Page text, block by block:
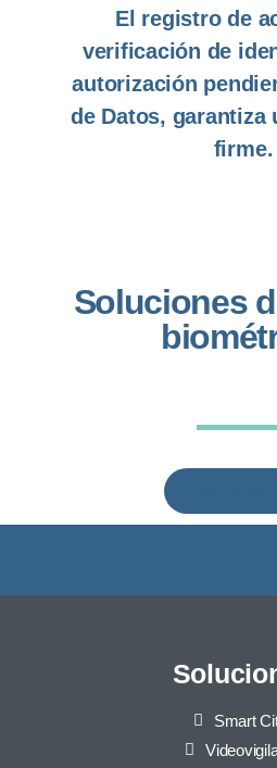
El registro de
verificación de
autorización
de Datos, garantiza
firme.
Soluciones
Smart